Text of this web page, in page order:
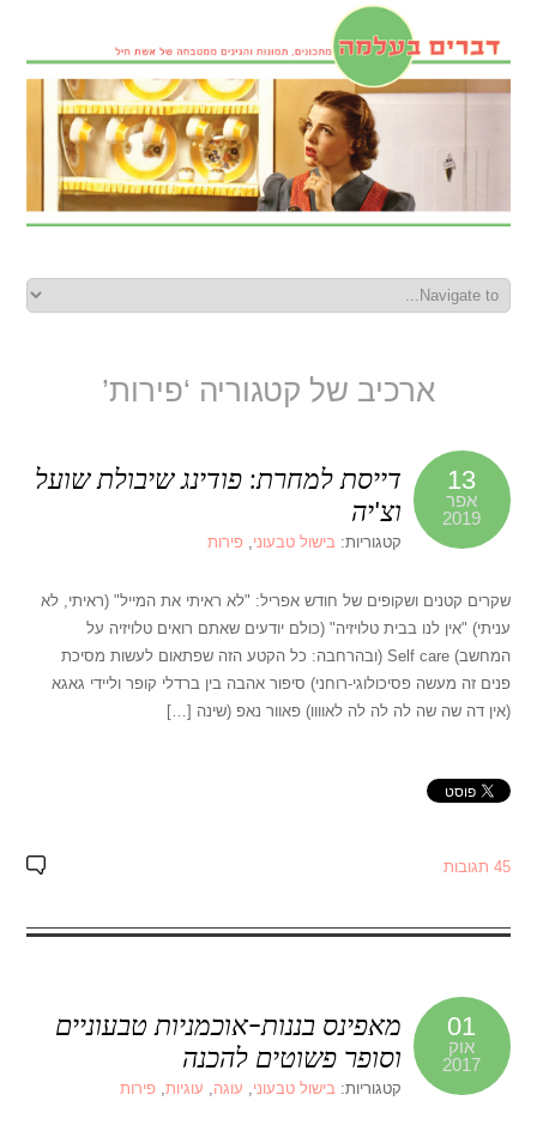
ארכיב של קטגוריה ‘פירות’
13
אפר
2019
דייסת למחרת: פודינג שיבולת שועל
וצ'יה
קטגוריות:בישול טבעוני,פירות
שקרים קטנים ושקופים של חודש אפריל: "לא ראיתי את המייל" (ראיתי, לא
עניתי) "אין לנו בבית טלויזיה" (כולם יודעים שאתם רואים טלויזיה על
המחשב) Self care (ובהרחבה: כל הקטע הזה שפתאום לעשות מסיכת
פנים זה מעשה פסיכולוגי-רוחני) סיפור אהבה בין ברדלי קופר וליידי גאגא
(אין דה שה שה לה לה לה לאוווו) פאוור נאפ (שינה […]
45 תגובות
01
אוק
2017
מאפינס בננות-אוכמניות טבעוניים
וסופר פשוטים להכנה
קטגוריות:בישול טבעוני, עוגה, עוגיות,פירות